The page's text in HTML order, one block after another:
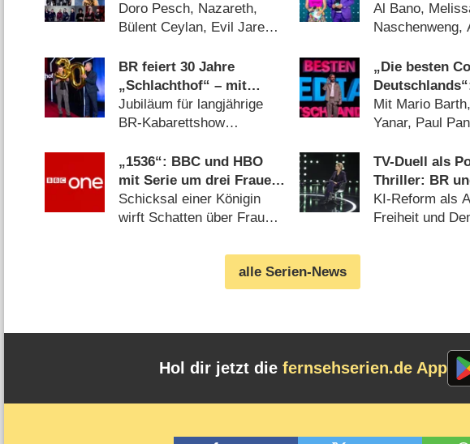
Diese Gäste sind am 2.
August 2026 dabei
Doro Pesch, Nazareth,
Bülent Ceylan, Evil Jared x
(31.07.2026)
Gäste sind am
2026 mit dabei
Al Bano,
Naschenweng,
und viele mehr
(09.07.2026)
BR feiert 30 Jahre
„Schlachthof“ – mit
Ottfried Fischer als
Ehrengast
Jubiläum für langjährige
BR-Kabarettshow
„Die besten
darf wieder
werden
Mit Mario
Yanar, Paul
„1536“: BBC und HBO
mit Serie um drei Frauen
im Schatten der
Verhaftung von Anne
Schicksal einer Königin
wirft Schatten über Frauen
TV-Duell als
Thriller: BR
produzieren
Fernseh-
KI-Reform als
Freiheit und
alle Serien-News
Hol dir jetzt die fernsehserien.de App